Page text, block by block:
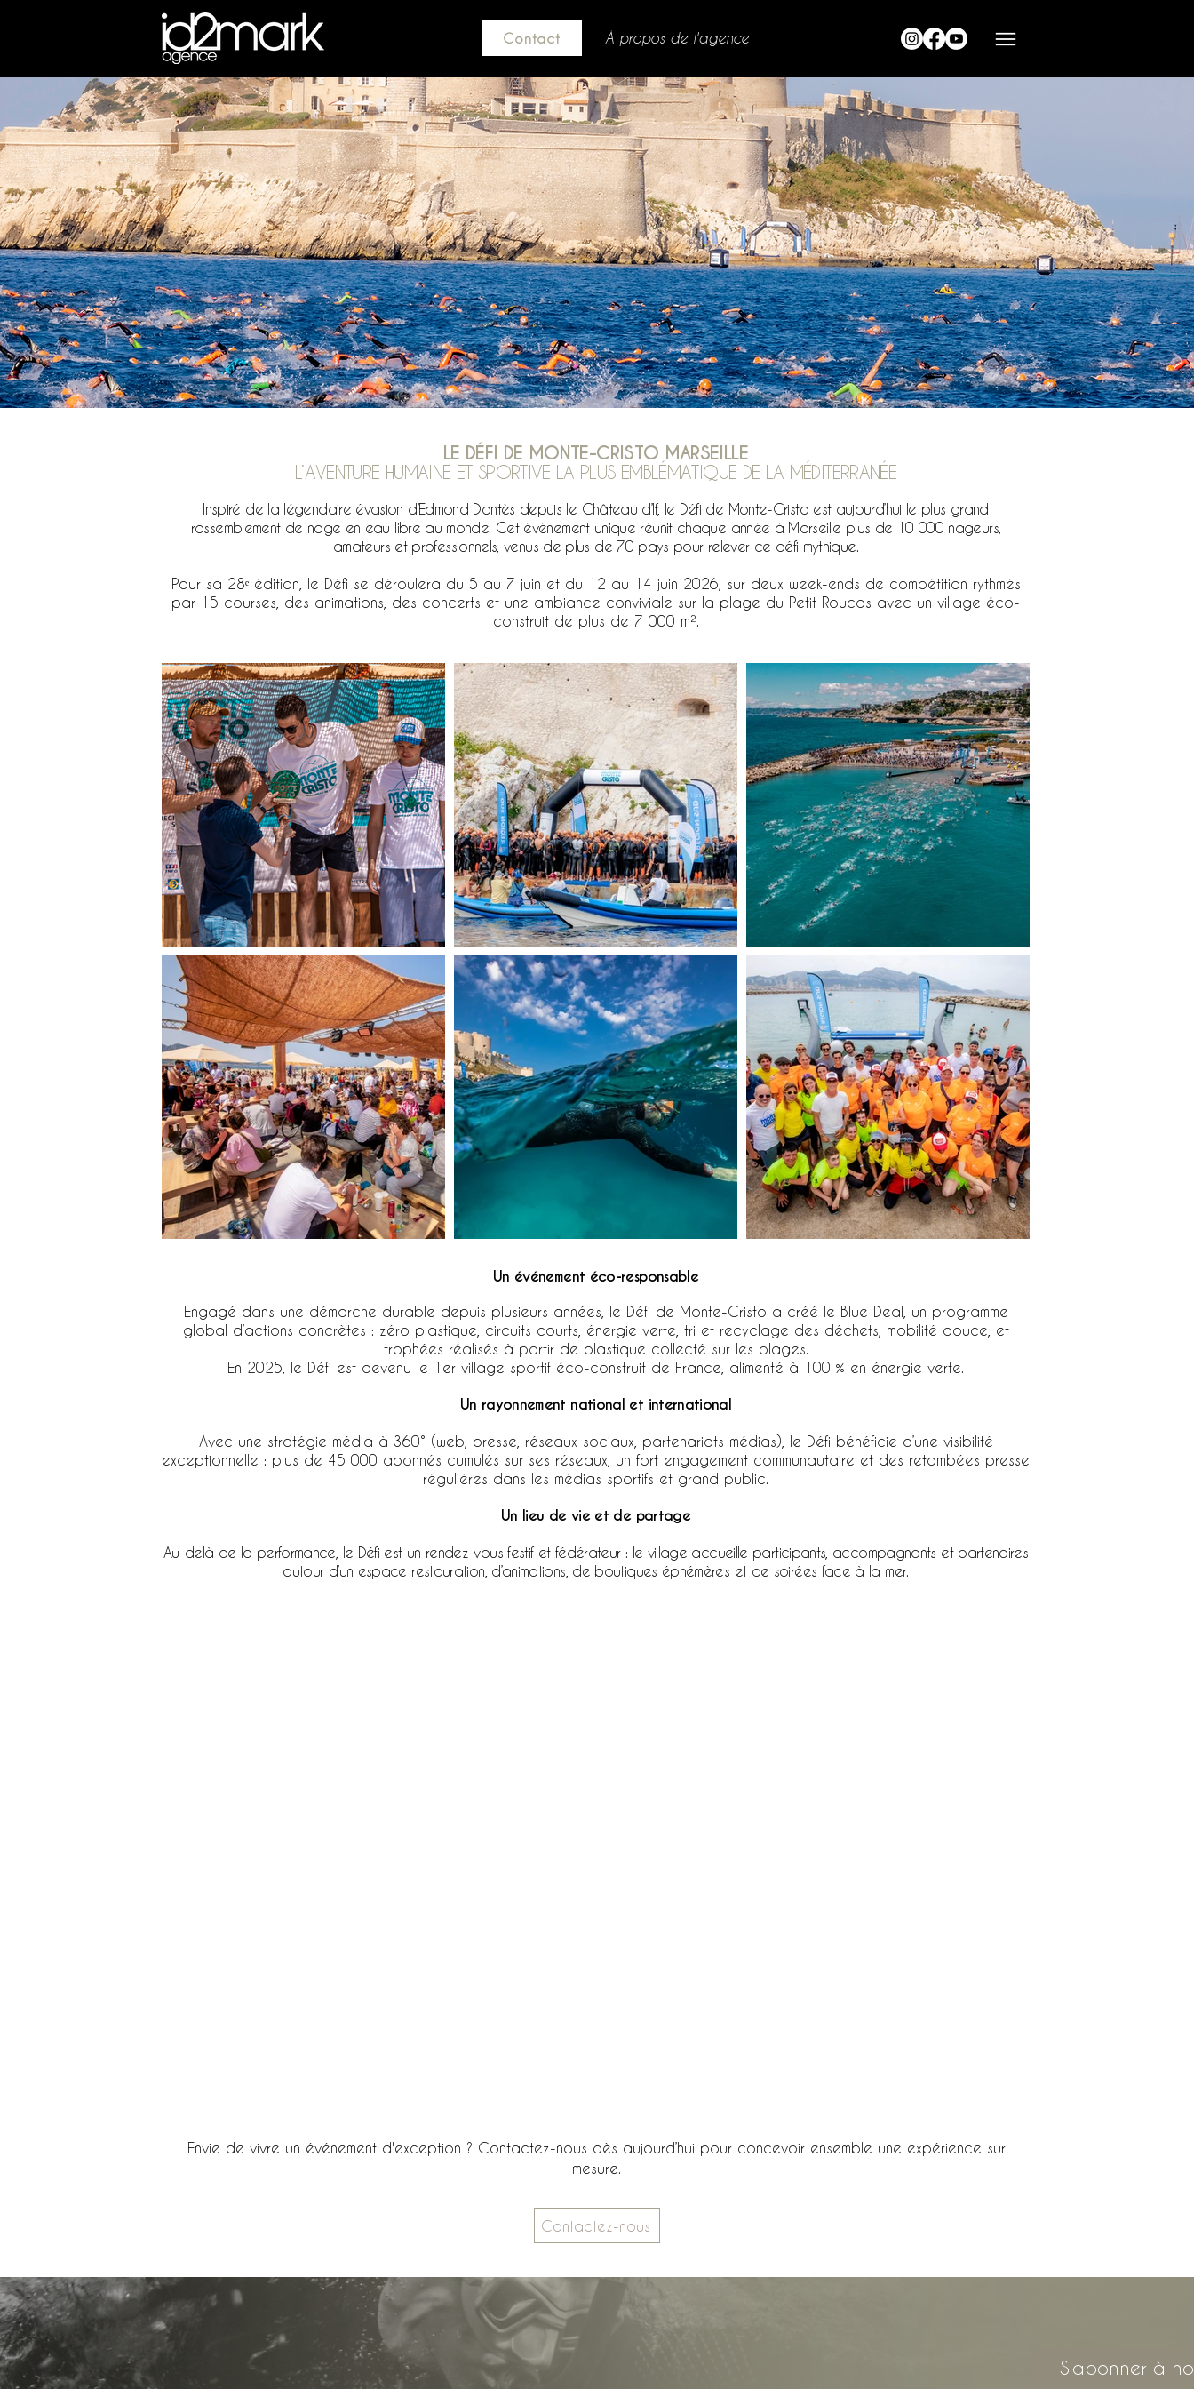
Contact À propos de l'agence
LE DÉFI DE MONTE-CRISTO MARSEILLE
L’AVENTURE HUMAINE ET SPORTIVE LA PLUS EMBLÉMATIQUE DE LA MÉDITERRANÉE
Inspiré de la légendaire évasion d’Edmond Dantès depuis le Château d’If, le Défi de Monte-Cristo est aujourd’hui le plus grand
rassemblement de nage en eau libre au monde. Cet événement unique réunit chaque année à Marseille plus de 10 000 nageurs,
amateurs et professionnels, venus de plus de 70 pays pour relever ce défi mythique.
Pour sa 28ᵉ édition, le Défi se déroulera du 5 au 7 juin et du 12 au 14 juin 2026, sur deux week-ends de compétition rythmés
par 15 courses, des animations, des concerts et une ambiance conviviale sur la plage du Petit Roucas avec un village éco-
construit de plus de 7 000 m².
Un événement éco-responsable​
Engagé dans une démarche durable depuis plusieurs années, le Défi de Monte-Cristo a créé le Blue Deal, un programme
global d’actions concrètes : zéro plastique, circuits courts, énergie verte, tri et recyclage des déchets, mobilité douce, et
trophées réalisés à partir de plastique collecté sur les plages.
En 2025, le Défi est devenu le 1er village sportif éco-construit de France, alimenté à 100 % en énergie verte.
Un rayonnement national et international
Avec une stratégie média à 360° (web, presse, réseaux sociaux, partenariats médias), le Défi bénéficie d’une visibilité
exceptionnelle : plus de 45 000 abonnés cumulés sur ses réseaux, un fort engagement communautaire et des retombées presse
régulières dans les médias sportifs et grand public.
Un lieu de vie et de partage​
Au-delà de la performance, le Défi est un rendez-vous festif et fédérateur : le village accueille participants, accompagnants et partenaires
autour d’un espace restauration, d’animations, de boutiques éphémères et de soirées face à la mer.
Envie de vivre un événement d'exception ? Contactez-nous dès aujourd’hui pour concevoir ensemble une expérience sur
mesure.
Contactez-nous
S'abonner à